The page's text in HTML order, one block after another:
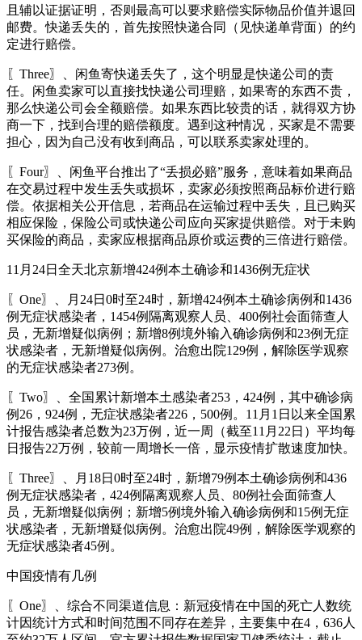
且辅以证据证明，否则最高可以要求赔偿实际物品价值并退回
邮费。快递丢失的，首先按照快递合同（见快递单背面）的约
定进行赔偿。
〖Three〗、闲鱼寄快递丢失了，这个明显是快递公司的责
任。闲鱼卖家可以直接找快递公司理赔，如果寄的东西不贵，
那么快递公司会全额赔偿。如果东西比较贵的话，就得双方协
商一下，找到合理的赔偿额度。遇到这种情况，买家是不需要
担心，因为自己没有收到商品，可以联系卖家处理的。
〖Four〗、闲鱼平台推出了“丢损必赔”服务，意味着如果商品
在交易过程中发生丢失或损坏，卖家必须按照商品标价进行赔
偿。依据相关公开信息，若商品在运输过程中丢失，且已购买
相应保险，保险公司或快递公司应向买家提供赔偿。对于未购
买保险的商品，卖家应根据商品原价或运费的三倍进行赔偿。
11月24日全天北京新增424例本土确诊和1436例无症状
〖One〗、月24日0时至24时，新增424例本土确诊病例和1436
例无症状感染者，1454例隔离观察人员、400例社会面筛查人
员，无新增疑似病例；新增8例境外输入确诊病例和23例无症
状感染者，无新增疑似病例。治愈出院129例，解除医学观察
的无症状感染者273例。
〖Two〗、全国累计新增本土感染者253，424例，其中确诊病
例26，924例，无症状感染者226，500例。11月1日以来全国累
计报告感染者总数为23万例，近一周（截至11月22日）平均每
日报告22万例，较前一周增长一倍，显示疫情扩散速度加快。
〖Three〗、月18日0时至24时，新增79例本土确诊病例和436
例无症状感染者，424例隔离观察人员、80例社会面筛查人
员，无新增疑似病例；新增5例境外输入确诊病例和15例无症
状感染者，无新增疑似病例。治愈出院49例，解除医学观察的
无症状感染者45例。
中国疫情有几例
〖One〗、综合不同渠道信息：新冠疫情在中国的死亡人数统
计因统计方式和时间范围不同存在差异，主要集中在4，636人